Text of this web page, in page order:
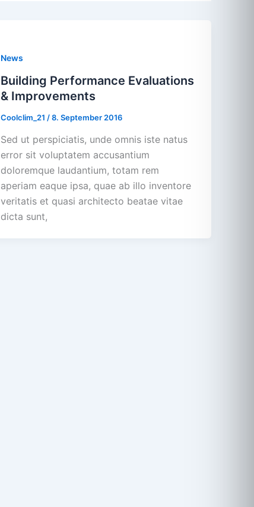
News
Building Performance Evaluations
& Improvements
Coolclim_21 /8. September 2016
Sed ut perspiciatis, unde omnis iste natus
error sit voluptatem accusantium
doloremque laudantium, totam rem
aperiam eaque ipsa, quae ab illo inventore
veritatis et quasi architecto beatae vitae
dicta sunt,